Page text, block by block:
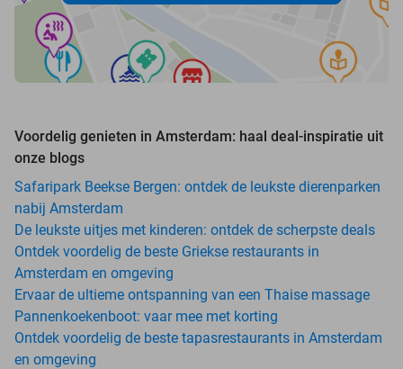
Voordelig genieten in Amsterdam: haal deal-inspiratie uit
onze blogs
Safaripark Beekse Bergen: ontdek de leukste dierenparken
nabij Amsterdam
De leukste uitjes met kinderen: ontdek de scherpste deals
Ontdek voordelig de beste Griekse restaurants in
Amsterdam en omgeving
Ervaar de ultieme ontspanning van een Thaise massage
Pannenkoekenboot: vaar mee met korting
Ontdek voordelig de beste tapasrestaurants in Amsterdam
en omgeving